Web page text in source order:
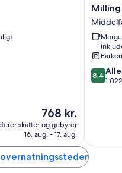
Prisen
er
768 kr.
768 kr.
skatter og gebyrer
16. aug. - 17. aug.
Milling
Hotel
Park
8.4
ud
8,4